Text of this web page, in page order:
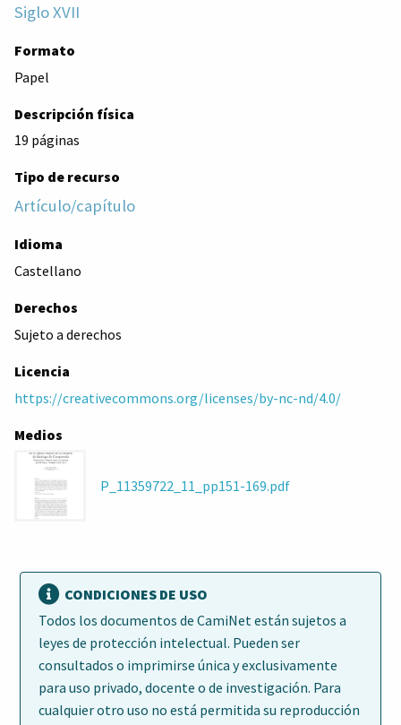
Siglo XVII
Formato
Papel
Descripción física
19 páginas
Tipo de recurso
Artículo/capítulo
Idioma
Castellano
Derechos
Sujeto a derechos
Licencia
https://creativecommons.org/licenses/by-nc-nd/4.0/
Medios
P_11359722_11_pp151-169.pdf
CONDICIONES DE USO
Todos los documentos de CamiNet están sujetos a
leyes de protección intelectual. Pueden ser
consultados o imprimirse única y exclusivamente
para uso privado, docente o de investigación. Para
cualquier otro uso no está permitida su reproducción